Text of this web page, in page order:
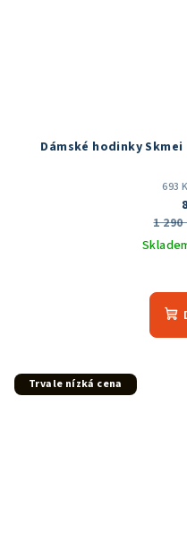
Dámské hodinky Skmei
693
1 290
Trvale nízká cena